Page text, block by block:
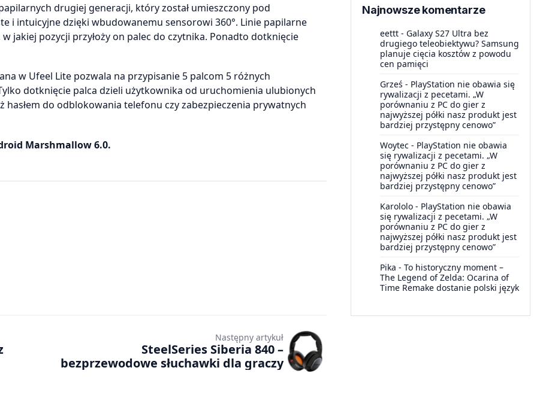
drugiej generacji, który został umieszczony pod
i intuicyjne dzięki wbudowanemu sensorowi 360°. Linie papilarne
jakiej pozycji przyłoży on palec do czytnika. Ponadto dotknięcie
w Ufeel Lite pozwala na przypisanie 5 palcom 5 różnych
dotknięcie palca dzieli użytkownika od uruchomienia ulubionych
do odblokowania telefonu czy zabezpieczenia prywatnych
Marshmallow 6.0.
Najnowsze komentarze
eettt - Galaxy S27 Ultra bez
drugiego teleobiektywu? Samsung
planuje cięcia kosztów z powodu
cen pamięci
Grześ - PlayStation nie obawia się
rywalizacji z pecetami. „W
porównaniu z PC do gier z
najwyższej półki nasz produkt jest
bardziej przystępny cenowo”
Woytec - PlayStation nie obawia
się rywalizacji z pecetami. „W
porównaniu z PC do gier z
najwyższej półki nasz produkt jest
bardziej przystępny cenowo”
Karololo - PlayStation nie obawia
się rywalizacji z pecetami. „W
porównaniu z PC do gier z
najwyższej półki nasz produkt jest
bardziej przystępny cenowo”
Pika - To historyczny moment –
The Legend of Zelda: Ocarina of
Time Remake dostanie polski język
Następny artykuł
SteelSeries Siberia 840 –
bezprzewodowe słuchawki dla graczy